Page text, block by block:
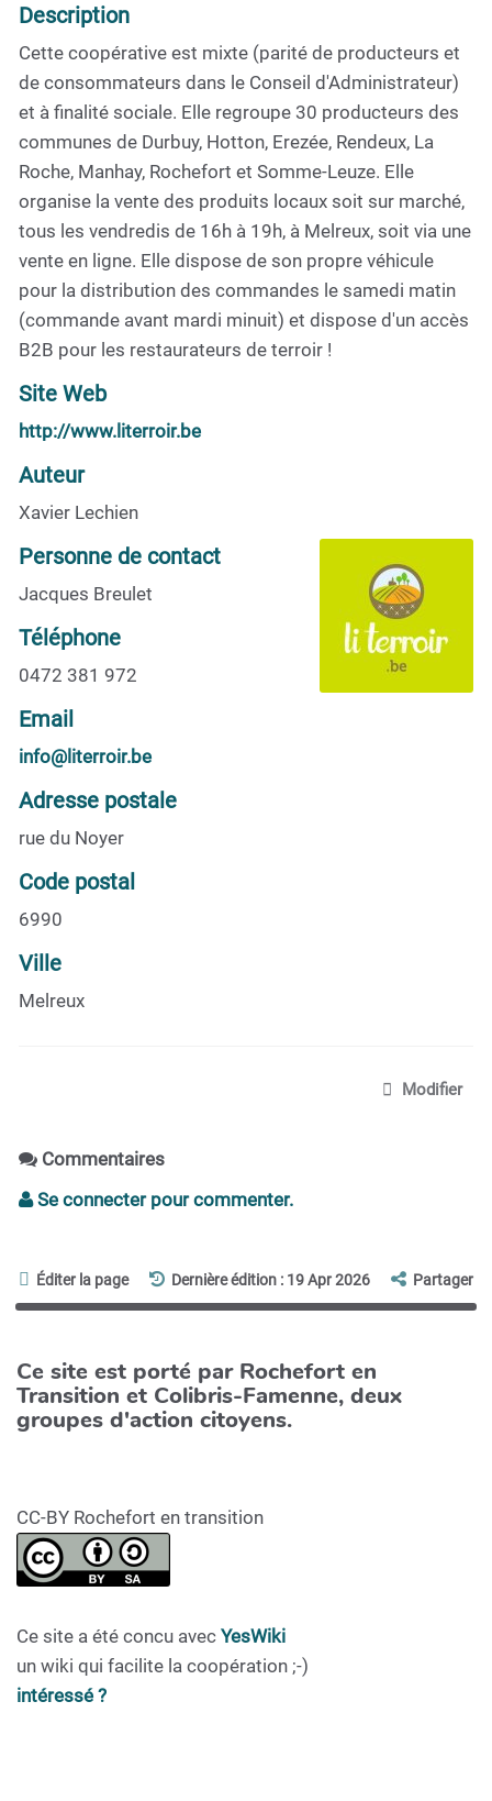
Description
Cette coopérative est mixte (parité de producteurs et
de consommateurs dans le Conseil d'Administrateur)
et à finalité sociale. Elle regroupe 30 producteurs des
communes de Durbuy, Hotton, Erezée, Rendeux, La
Roche, Manhay, Rochefort et Somme-Leuze. Elle
organise la vente des produits locaux soit sur marché,
tous les vendredis de 16h à 19h, à Melreux, soit via une
vente en ligne. Elle dispose de son propre véhicule
pour la distribution des commandes le samedi matin
(commande avant mardi minuit) et dispose d'un accès
B2B pour les restaurateurs de terroir !
Site Web
http://www.literroir.be
Auteur
Xavier Lechien
Personne de contact
Jacques Breulet
Téléphone
0472 381 972
Email
info@literroir.be
Adresse postale
rue du Noyer
Code postal
6990
Ville
Melreux
Modifier
Commentaires
Se connecter pour commenter.
Éditer la page Dernière édition : 19 Apr 2026 Partager
Ce site est porté par Rochefort en
Transition et Colibris-Famenne, deux
groupes d'action citoyens.
CC-BY Rochefort en transition
Ce site a été concu avec YesWiki
un wiki qui facilite la coopération ;-)
intéressé ?